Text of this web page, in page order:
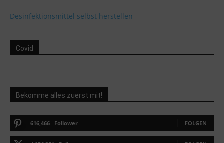
Desinfektionsmittel selbst herstellen
Covid
Bekomme alles zuerst mit!
616,466 Follower FOLGEN